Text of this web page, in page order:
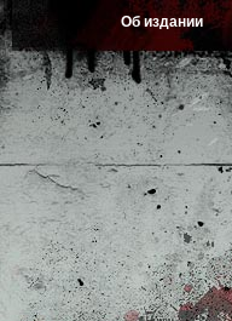
Об издании